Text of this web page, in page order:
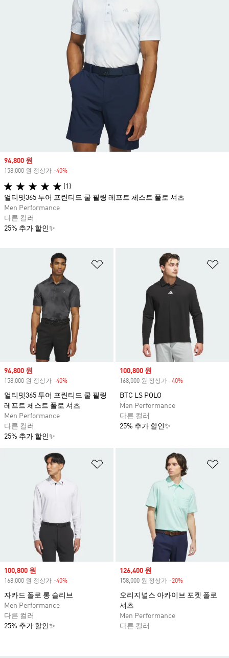
위시리스트 담기
Sale price
94,800 원
158,000 원 정상가 -40%
얼티밋365 투어 프린티드 쿨 필링
레프트 체스트 폴로 셔츠
Men Performance
다른 컬러
25% 추가 할인✨
Sale price
100,800 원
168,000 원 정상가 -40%
BTC LS POLO
Men Performance
다른 컬러
25% 추가 할인✨
Sale price
100,800 원
168,000 원 정상가 -40%
자카드 폴로 롱 슬리브
Men Performance
다른 컬러
25% 추가 할인✨
Sale price
126,400 원
158,000 원 정상가 -20%
오리지널스 아카이브 포켓 폴로
셔츠
Men Performance
다른 컬러
Sale price
94,800 원
158,000 원 정상가 -40%
(1)
얼티밋365 투어 프린티드 쿨 필링 레프트 체스트 폴로 셔츠
Men Performance
다른 컬러
25% 추가 할인✨